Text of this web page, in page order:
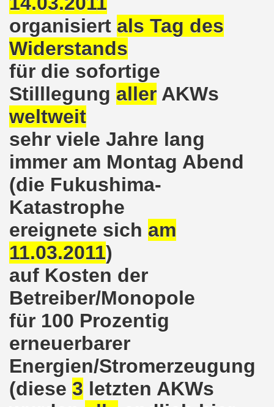
organisiert als Tag des
Widerstands
für die sofortige
Stilllegung aller AKWs
weltweit
sehr viele Jahre lang
immer am Montag Abend
(die Fukushima-
Katastrophe
ereignete sich am
11.03.2011)
auf Kosten der
Betreiber/Monopole
für 100 Prozentig
erneuerbarer
Energien/Stromerzeugung
(diese 3 letzten AKWs
bleibt aktiv auch in Corona-Zeiten!
als Tag des Widerstands am 09.03.2020:
am 19.03.2020 zur Corona-Pandemie
mahnt am 09.03.2020 an Folgen von
Kampf (offener Brief von Frank Oettler aus Halle an
Bewegung demonstriert und protestiert am
Bewegung ruft auf am 17.02.2020 zur Demonstration
wird zum Tag X aufrufen
Montagsdemo-Bewegung in Gelsenkirchen ins Jahr
Bewegung am 14.10.2019 mit klarer Haltung gegen
protestiert und demonstriert am 14.10.2019:
auf der 16. bundesweiten Herbstdemo-
Herbstdemonstration am 03. Oktober 2019 in
am 03. Oktober 2019 in Erfurt
Bewegung am 09.09.2019 erklärt Dietrich Keil aus